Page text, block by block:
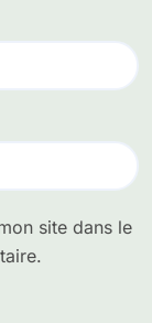
site dans le